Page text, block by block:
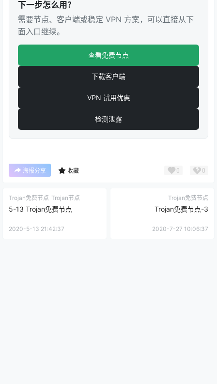
下一步怎么用？
需要节点、客户端或稳定 VPN 方案，可以直接从下
面入口继续。
查看免费节点
下载客户端
VPN 试用优惠
检测泄露
海报分享 收藏 0 0
Trojan免费节点 Trojan节点
5-13 Trojan免费节点
2020-5-13 21:42:37
Trojan免费节点
Trojan免费节点-3
2020-7-27 10:06:37